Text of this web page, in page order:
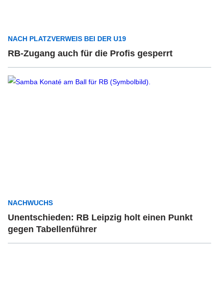
NACH PLATZVERWEIS BEI DER U19
RB-Zugang auch für die Profis gesperrt
NACHWUCHS
Unentschieden: RB Leipzig holt einen Punkt
gegen Tabellenführer